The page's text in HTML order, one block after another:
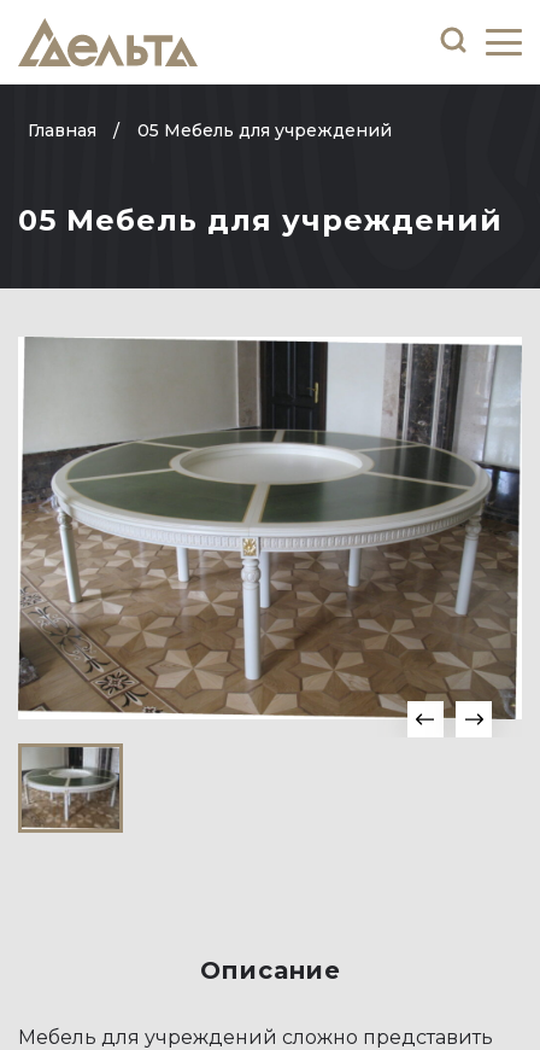
Главная 05 Мебель для учреждений
05 Мебель для учреждений
Описание
Мебель для учреждений сложно представить